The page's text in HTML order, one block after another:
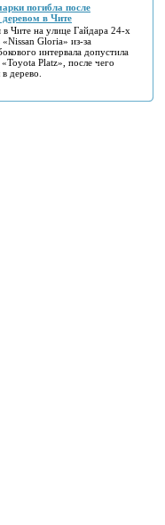
погибла после
деревом в Чите
Чите на улице Гайдара 24-х
«Nissan Gloria» из-за
интервала допустила
Platz», после чего
дерево.